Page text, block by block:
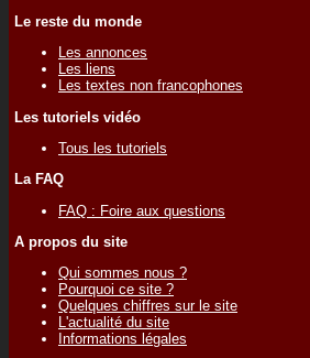
Le reste du monde
Les annonces
Les liens
Les textes non francophones
Les tutoriels vidéo
Tous les tutoriels
La FAQ
FAQ : Foire aux questions
A propos du site
Qui sommes nous ?
Pourquoi ce site ?
Quelques chiffres sur le site
L'actualité du site
Informations légales